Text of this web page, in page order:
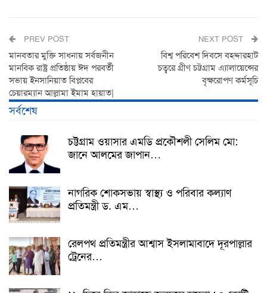
PREV POST
মানবতার মুক্তি সাধনায় সর্বজনীন
মানবিক রাষ্ট্র প্রতিষ্ঠায় ঈদ পরবর্তী
সভায় ইনসানিয়াত বিপ্লবের
চেয়ারম্যান আল্লামা ইমাম হায়াত|
NEXT POST
বিশ্ব পরিবেশ দিবসে বহদ্দারহাট
চত্বরে গ্রীণ চট্টগ্রাম এ্যালায়েন্সের
বৃক্ষরোপণ কর্মসূচি
সর্বশেষ
চট্টগ্রাম ওয়াসার এমডি প্রকৌশলী সেলিম মো:
জানে আলমের জাপান…
নাগরিক শোকসভায় স্বাস্থ্য ও পরিবার কল্যাণ
প্রতিমন্ত্রী ড. এম…
রেলপথ প্রতিমন্ত্রীর আশ্বাস ইসলামাবাদে দূরপাল্লার
ট্রেনের…